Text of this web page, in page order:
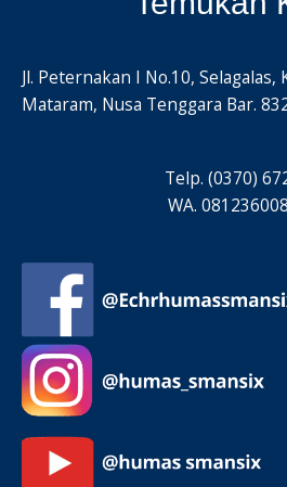
Jl. Peternakan I No.10, Selagalas,
Mataram, Nusa Tenggara Bar.
Telp. (0370)
WA.